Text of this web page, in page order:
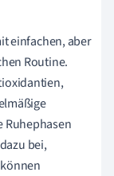
einfachen, aber
Routine.
Ruhephasen
bei,